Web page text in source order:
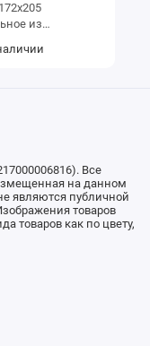
из
Все
на данном
являются публичной
товаров
товаров как по цвету,